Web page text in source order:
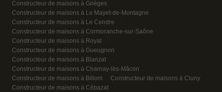
Constructeur de maisons à Grièges
Constructeur de maisons à Le Mayet-de-Montagne
Constructeur de maisons à Le Cendre
Constructeur de maisons à Cormoranche-sur-Saône
Constructeur de maisons à Royat
Constructeur de maisons à Gueugnon
Constructeur de maisons à Blanzat
Constructeur de maisons à Charnay-lès-Mâcon
Constructeur de maisons à Billom
Constructeur de maisons à Cluny
Constructeur de maisons à Cébazat